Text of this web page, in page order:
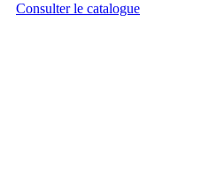
Consulter le catalogue